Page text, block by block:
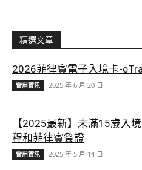
精選文章
2026菲律賓電子入境卡-
實用資訊 2025 年 6 月 20 日
【2025最新】未滿15歲入
程和菲律賓簽證
實用資訊 2025 年 5 月 14 日